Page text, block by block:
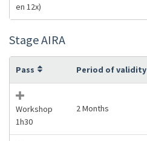
en 12x)
Stage AIRA
Pass Period of validity
Workshop
1h30
2 Months